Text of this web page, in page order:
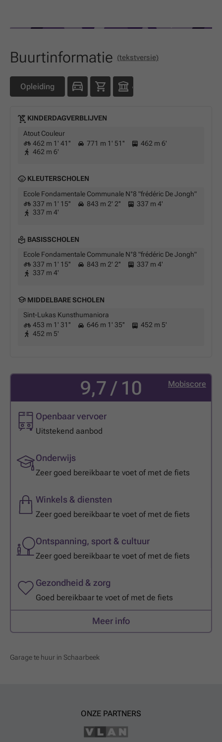
Buurtinformatie (tekstversie)
Opleiding
KINDERDAGVERBLIJVEN
Atout Couleur
462 m 1' 41''
771 m 1' 51''
462 m 6'
462 m 6'
KLEUTERSCHOLEN
Ecole Fondamentale Communale N°8 "frédéric De Jongh"
337 m 1' 15''
843 m 2' 2''
337 m 4'
337 m 4'
BASISSCHOLEN
Ecole Fondamentale Communale N°8 "frédéric De Jongh"
337 m 1' 15''
843 m 2' 2''
337 m 4'
337 m 4'
MIDDELBARE SCHOLEN
Sint-Lukas Kunsthumaniora
453 m 1' 31''
646 m 1' 35''
452 m 5'
452 m 5'
Mobiscore
9,7 / 10
Openbaar vervoer
Uitstekend aanbod
Onderwijs
Zeer goed bereikbaar te voet of met de fiets
Winkels & diensten
Zeer goed bereikbaar te voet of met de fiets
Ontspanning, sport & cultuur
Zeer goed bereikbaar te voet of met de fiets
Gezondheid & zorg
Goed bereikbaar te voet of met de fiets
Meer info
Garage te huur in Schaarbeek
ONZE PARTNERS